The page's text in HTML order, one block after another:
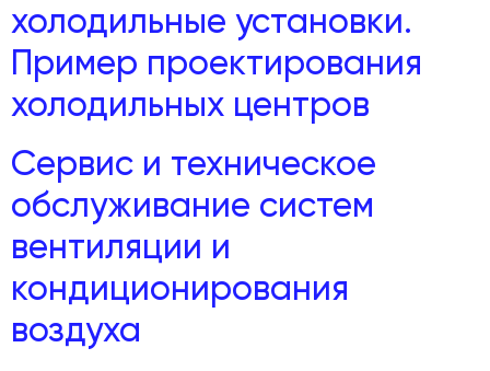
холодильные установки.
Пример проектирования
холодильных центров
Сервис и техническое
обслуживание систем
вентиляции и
кондиционирования
воздуха